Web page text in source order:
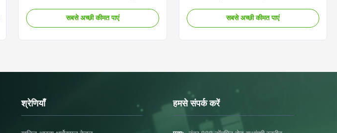
sheath T type cable Type:
K,N,E,J,T,R,B,S,Pt100 Conductor material:
connecting with thermocouple and
instrument machine Place of Origin:
सबसे अच्छी कीमत पाएं
type cable Type: K,N,E,J,T,R,B,S,Pt100
Conductor material: NiCr-NiSi, NiCrSi-
12.7mm Application: connecting with
thermocouple and instrument machine
Place of Origin: Zhejiang,
सबसे अच्छी कीमत पाएं
श्रेणियाँ हमसे संपर्क करें